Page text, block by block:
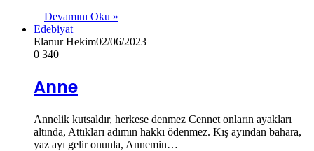
Devamını Oku »
Edebiyat
Elanur Hekim02/06/2023
0 340
Anne
Annelik kutsaldır, herkese denmez Cennet onların ayakları
altında, Attıkları adımın hakkı ödenmez. Kış ayından bahara,
yaz ayı gelir onunla, Annemin…